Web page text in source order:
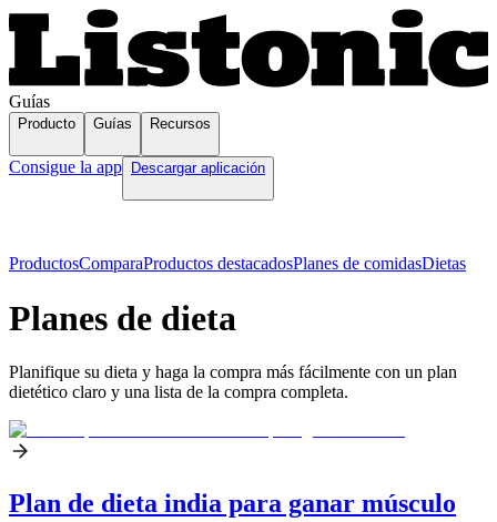
Guías
Producto Guías Recursos
Consigue la app Descargar aplicación
ProductosComparaProductos destacadosPlanes de comidasDietas
Planes de dieta
Planifique su dieta y haga la compra más fácilmente con un plan
dietético claro y una lista de la compra completa.
Plan de dieta india para ganar músculo